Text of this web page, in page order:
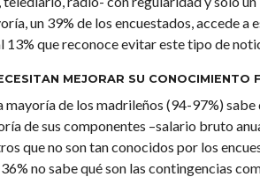
un 39% de los encuestados, accede
13% que reconoce evitar este tipo de
MEJORAR SU CONOCIMIENTO
mayoría de los madrileños (94-97%)
de sus componentes –salario bruto
que no son tan conocidos por los
no sabe qué son las contingencias